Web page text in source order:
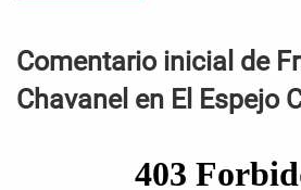
Comentario inicial de
Chavanel en El Espejo